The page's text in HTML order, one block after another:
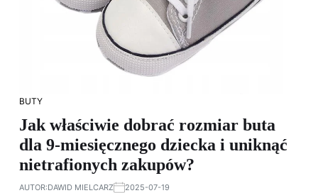
BUTY
Jak właściwie dobrać rozmiar buta
dla 9-miesięcznego dziecka i uniknąć
nietrafionych zakupów?
AUTOR:DAWID MIELCARZ 2025-07-19